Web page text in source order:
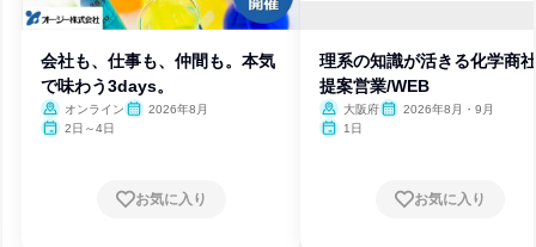
会社も、仕事も、仲間も。本気
で味わう3days。
オンライン
2026年8月
2日～4日
お気に入り
理系の知識が活きる化学商
提案営業/WEB
大阪府
2026年8月・9月
1日
お気に入り